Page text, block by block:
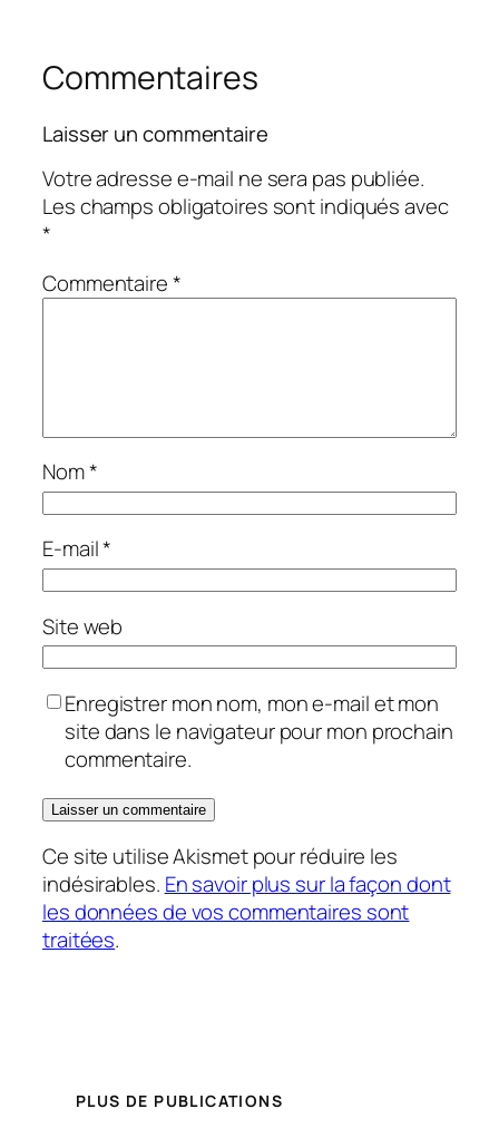
Commentaires
Laisser un commentaire
Votre adresse e-mail ne sera pas publiée.
Les champs obligatoires sont indiqués avec
*
Commentaire*
Nom*
E-mail*
Site web
Enregistrer mon nom, mon e-mail et mon
site dans le navigateur pour mon prochain
commentaire.
Ce site utilise Akismet pour réduire les
indésirables. En savoir plus sur la façon dont
les données de vos commentaires sont
traitées.
PLUS DE PUBLICATIONS